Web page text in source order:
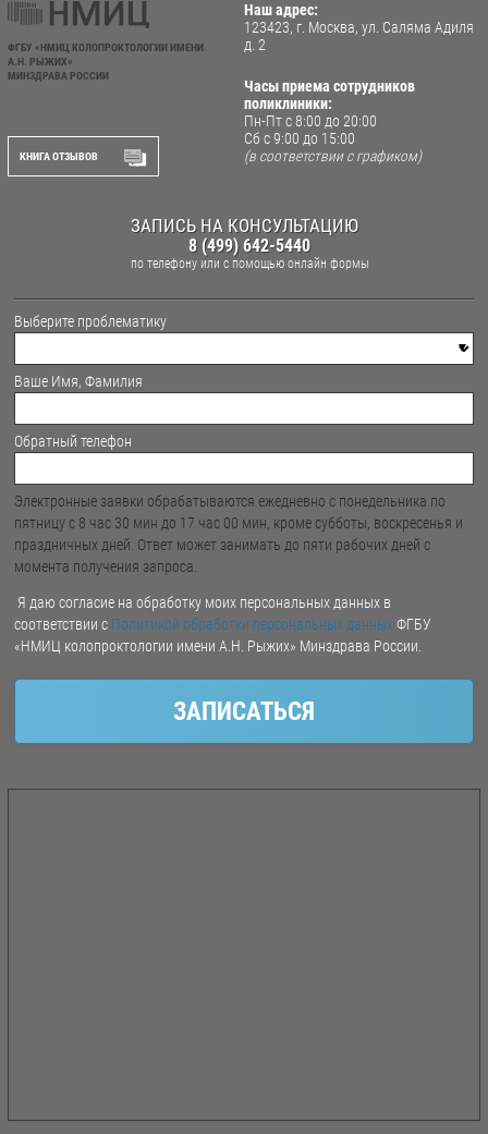
ФГБУ «НМИЦ КОЛОПРОКТОЛОГИИ ИМЕНИ
А.Н. РЫЖИХ»
МИНЗДРАВА РОССИИ
Наш адрес:
123423, г. Москва, ул. Саляма Адиля
д. 2
Часы приема сотрудников
поликлиники:
Пн-Пт с 8:00 до 20:00
Сб с 9:00 до 15:00
(в соответствии с графиком)
КНИГА ОТЗЫВОВ
ЗАПИСЬ НА КОНСУЛЬТАЦИЮ
8 (499) 642-5440
по телефонуили с помощью онлайн формы
Выберите проблематику
Ваше Имя, Фамилия
Обратный телефон
Электронные заявки обрабатываются ежедневно с понедельника по
пятницу с 8 час 30 мин до 17 час 00 мин, кроме субботы, воскресенья и
праздничных дней. Ответ может занимать до пяти рабочих дней с
момента получения запроса.
Я даю согласие на обработку моих персональных данных в
соответствии с Политикой обработки персональных данныхФГБУ
«НМИЦ колопроктологии имени А.Н. Рыжих» Минздрава России.